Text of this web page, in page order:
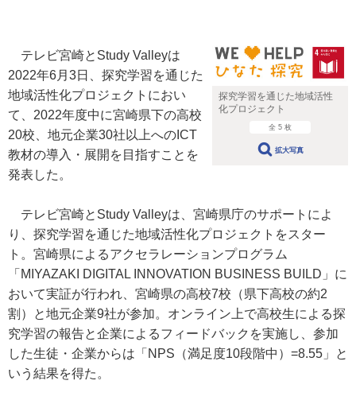
探究学習を通じた地域活性
化プロジェクト
全 5 枚
拡大写真
テレビ宮崎とStudy Valleyは
2022年6月3日、探究学習を通じた
地域活性化プロジェクトにおい
て、2022年度中に宮崎県下の高校
20校、地元企業30社以上へのICT
教材の導入・展開を目指すことを
発表した。
テレビ宮崎とStudy Valleyは、宮崎県庁のサポートによ
り、探究学習を通じた地域活性化プロジェクトをスター
ト。宮崎県によるアクセラレーションプログラム
「MIYAZAKI DIGITAL INNOVATION BUSINESS BUILD」に
おいて実証が行われ、宮崎県の高校7校（県下高校の約2
割）と地元企業9社が参加。オンライン上で高校生による探
究学習の報告と企業によるフィードバックを実施し、参加
した生徒・企業からは「NPS（満足度10段階中）=8.55​」と
いう結果を得た。